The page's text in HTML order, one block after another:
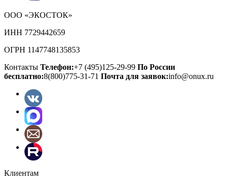
ООО «ЭКОСТОК»
ИНН 7729442659
ОГРН 1147748135853
Контакты Телефон:+7 (495)125-29-99 По России
бесплатно:8(800)775-31-71 Почта для заявок:info@onux.ru
Клиентам